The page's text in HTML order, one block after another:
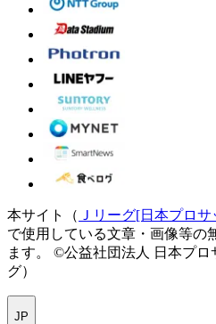
本サイト（ Ｊリーグ[日本プロ
で使用している文章・画像等の
ます。
©公益社団法人 日本プロ
グ）
JP